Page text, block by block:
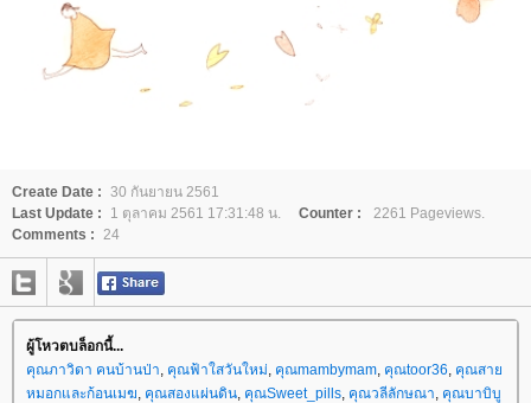
Create Date : 30 กันยายน 2561
Last Update :
1 ตุลาคม 2561 17:31:48 น. Counter :
2261 Pageviews.
Comments : 24
ผู้โหวตบล็อกนี้...
คุณภาวิดา คนบ้านป่า, คุณฟ้าใสวันใหม่, คุณmambymam, คุณtoor36, คุณสา
หมอกและก้อนเมฆ, คุณสองแผ่นดิน, คุณSweet_pills, คุณวลีลักษณา, คุณบาบิบู